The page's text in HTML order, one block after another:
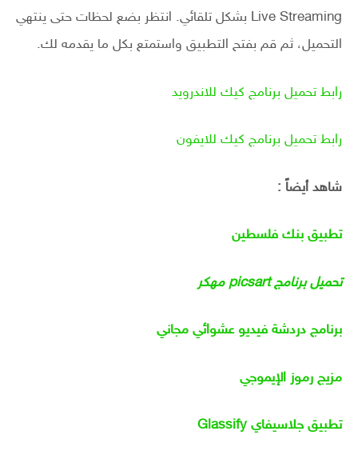
Live Streaming بشكل تلقائي. انتظر بضع لحظات حتى ينتهي
التحميل، ثم قم بفتح التطبيق واستمتع بكل ما يقدمه لك.
رابط تحميل برنامج كيك للاندرويد
رابط تحميل برنامج كيك للايفون
شاهد أيضاً :
تطبيق بنك فلسطين
تحميل برنامج picsart مهكر
برنامج دردشة فيديو عشوائي مجاني
مزيج رموز الإيموجي
تطبيق جلاسيفاي Glassify